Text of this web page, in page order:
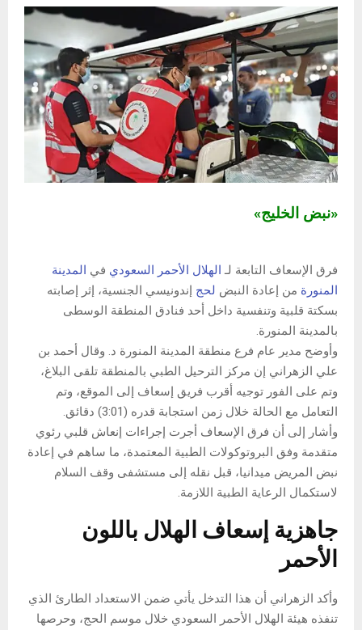
«نبض الخليج»
فرق الإسعاف التابعة لـ الهلال الأحمر السعودي في المدينة
المنورة من إعادة النبض لحج إندونيسي الجنسية، إثر إصابته
بسكتة قلبية وتنفسية داخل أحد فنادق المنطقة الوسطى
بالمدينة المنورة.
وأوضح مدير عام فرع منطقة المدينة المنورة د. وقال أحمد بن
علي الزهراني إن مركز الترحيل الطبي بالمنطقة تلقى البلاغ،
وتم على الفور توجيه أقرب فريق إسعاف إلى الموقع، وتم
التعامل مع الحالة خلال زمن استجابة قدره (3:01) دقائق.
وأشار إلى أن فرق الإسعاف أجرت إجراءات إنعاش قلبي رئوي
متقدمة وفق البروتوكولات الطبية المعتمدة، ما ساهم في إعادة
نبض المريض ميدانيا، قبل نقله إلى مستشفى وقف السلام
لاستكمال الرعاية الطبية اللازمة.
جاهزية إسعاف الهلال باللون
الأحمر
وأكد الزهراني أن هذا التدخل يأتي ضمن الاستعداد الطارئ الذي
تنفذه هيئة الهلال الأحمر السعودي خلال موسم الحج، وحرصها